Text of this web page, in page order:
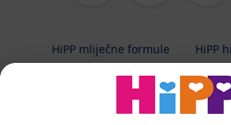
HiPP mliječne formule
HiPP
HiPP njega
Terapeutska dijeta